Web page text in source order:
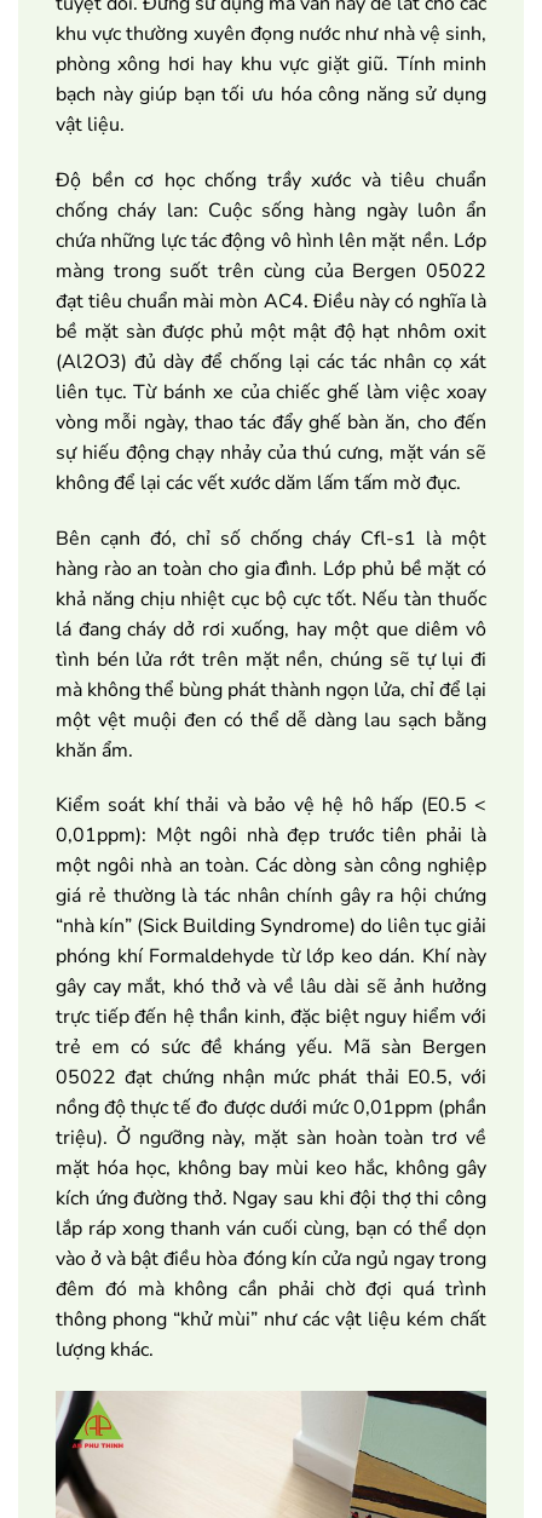
khu vực thường xuyên đọng nước như nhà vệ sinh,
phòng xông hơi hay khu vực giặt giũ. Tính minh
bạch này giúp bạn tối ưu hóa công năng sử dụng
vật liệu.
Độ bền cơ học chống trầy xước và tiêu chuẩn
chống cháy lan: Cuộc sống hàng ngày luôn ẩn
chứa những lực tác động vô hình lên mặt nền. Lớp
màng trong suốt trên cùng của Bergen 05022
đạt tiêu chuẩn mài mòn AC4. Điều này có nghĩa là
bề mặt sàn được phủ một mật độ hạt nhôm oxit
(Al2O3) đủ dày để chống lại các tác nhân cọ xát
liên tục. Từ bánh xe của chiếc ghế làm việc xoay
vòng mỗi ngày, thao tác đẩy ghế bàn ăn, cho đến
sự hiếu động chạy nhảy của thú cưng, mặt ván sẽ
không để lại các vết xước dăm lấm tấm mờ đục.
Bên cạnh đó, chỉ số chống cháy Cfl-s1 là một
hàng rào an toàn cho gia đình. Lớp phủ bề mặt có
khả năng chịu nhiệt cục bộ cực tốt. Nếu tàn thuốc
lá đang cháy dở rơi xuống, hay một que diêm vô
tình bén lửa rớt trên mặt nền, chúng sẽ tự lụi đi
mà không thể bùng phát thành ngọn lửa, chỉ để lại
một vệt muội đen có thể dễ dàng lau sạch bằng
khăn ẩm.
Kiểm soát khí thải và bảo vệ hệ hô hấp (E0.5 <
0,01ppm): Một ngôi nhà đẹp trước tiên phải là
một ngôi nhà an toàn. Các dòng sàn công nghiệp
giá rẻ thường là tác nhân chính gây ra hội chứng
“nhà kín” (Sick Building Syndrome) do liên tục giải
phóng khí Formaldehyde từ lớp keo dán. Khí này
gây cay mắt, khó thở và về lâu dài sẽ ảnh hưởng
trực tiếp đến hệ thần kinh, đặc biệt nguy hiểm với
trẻ em có sức đề kháng yếu. Mã sàn Bergen
05022 đạt chứng nhận mức phát thải E0.5, với
nồng độ thực tế đo được dưới mức 0,01ppm (phần
triệu). Ở ngưỡng này, mặt sàn hoàn toàn trơ về
mặt hóa học, không bay mùi keo hắc, không gây
kích ứng đường thở. Ngay sau khi đội thợ thi công
lắp ráp xong thanh ván cuối cùng, bạn có thể dọn
vào ở và bật điều hòa đóng kín cửa ngủ ngay trong
đêm đó mà không cần phải chờ đợi quá trình
thông phong “khử mùi” như các vật liệu kém chất
lượng khác.